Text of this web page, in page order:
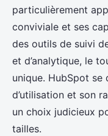
particulièrement
conviviale et ses
des outils de suivi
et d’analytique, le
unique. HubSpot
d’utilisation et son
un choix judicieux
tailles.